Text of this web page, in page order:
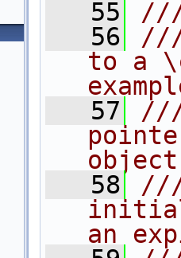
   55
   56
///
to a
   57
///
   58
///
an